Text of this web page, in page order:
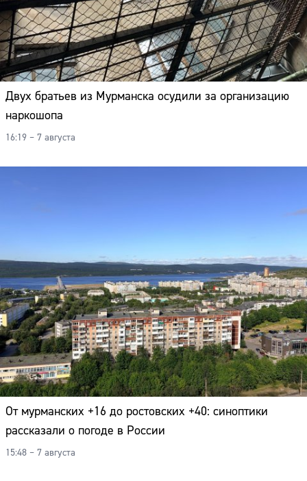
Двух братьев из Мурманска осудили за организацию
наркошопа
16:19 – 7 августа
От мурманских +16 до ростовских +40: синоптики
рассказали о погоде в России
15:48 – 7 августа